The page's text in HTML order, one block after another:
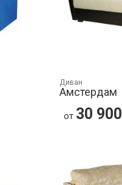
Диван
Амстердам
от 30 900